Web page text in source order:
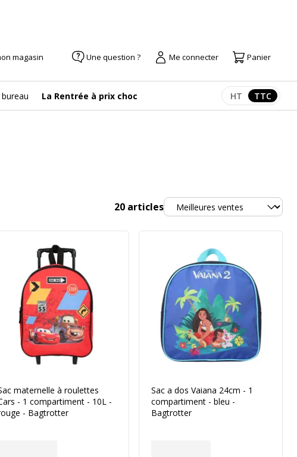
magasin Une question ? Me connecter Panier
La Rentrée à prix choc Afficher les
HT TTC
20 articlesTrier
maternelle à roulettes
- 1 compartiment - 10L -
- Bagtrotter
Sac a dos Vaiana 24cm - 1
compartiment - bleu -
Bagtrotter